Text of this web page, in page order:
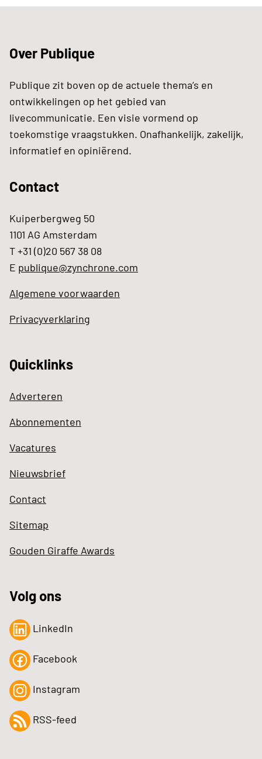
Over Publique
Publique zit boven op de actuele thema’s en
ontwikkelingen op het gebied van
livecommunicatie. Een visie vormend op
toekomstige vraagstukken. Onafhankelijk, zakelijk,
informatief en opiniërend.
Contact
Kuiperbergweg 50
1101 AG Amsterdam
T +31 (0)20 567 38 08
E publique@zynchrone.com
Algemene voorwaarden
Privacyverklaring
Quicklinks
Adverteren
Abonnementen
Vacatures
Nieuwsbrief
Contact
Sitemap
Gouden Giraffe Awards
Volg ons
LinkedIn
Facebook
Instagram
RSS-feed